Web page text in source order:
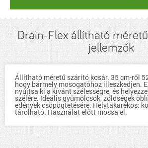
Drain-Flex állítható
jellemzők
Állítható méretű szárító kosár. 35 cm-ről
hogy bármely mosogatóhoz illeszkedjen.
nyújtsa ki a kívánt szélességre, és
szélére. Ideális gyümölcsök, zöldségek
edények csöpögtetésére. Helytakarékos:
tárolható. Használat előtt mossa el.